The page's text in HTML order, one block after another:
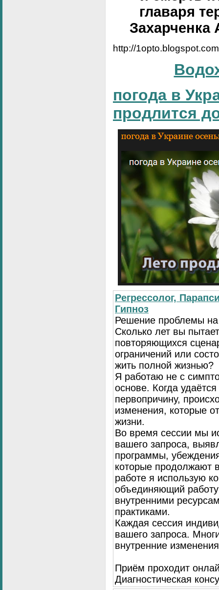
главаря
Захарченка
http://
погода в
продлится
Регрессолог,
Гипноз
Решение проблемы на
Сколько лет вы
повторяющихся
ограничений или
жить полной жизнью?
Я работаю не с
основе. Когда
первопричину,
изменения, которые
жизни.
Во время сессии мы
вашего запроса,
программы,
которые продолжают
работе я использую
объединяющий
внутренними
практиками.
Каждая сессия
вашего запроса.
внутренние
Приём проходит
Диагностическая